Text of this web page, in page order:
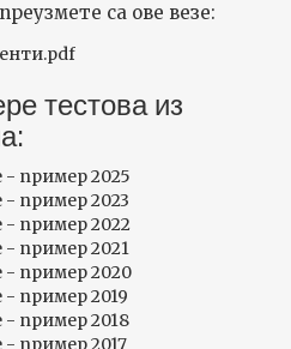
са ове везе:
тестова из
- пример 2025
- пример 2023
- пример 2022
- пример 2021
- пример 2020
пример 2019
- пример 2018
пример 2017